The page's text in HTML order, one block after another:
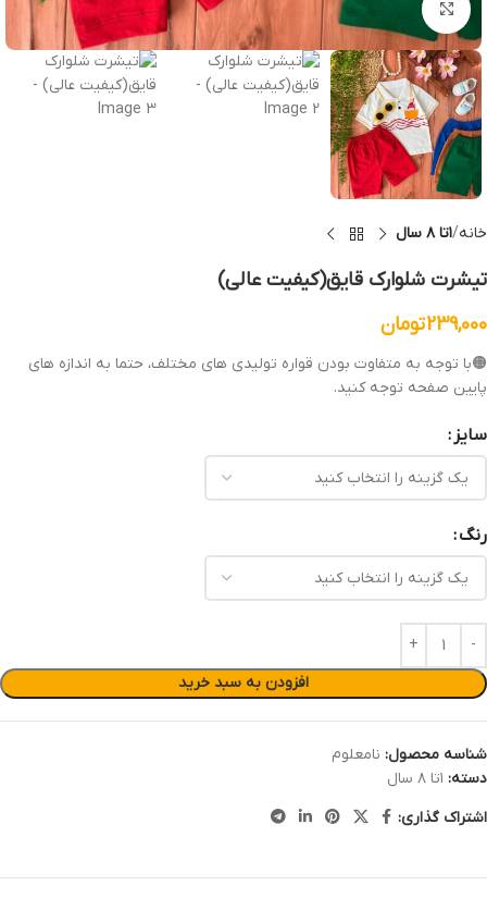
بزرگنمایی تصویر
خانه ۱تا ۸ سال
تیشرت شلوارک قایق(کیفیت عالی)
239,000تومان
🟠با توجه به متفاوت بودن قواره تولیدی های مختلف، حتما به اندازه های
پایین صفحه توجه کنید.
سایز
رنگ
افزودن به سبد خرید
شناسه محصول: نامعلوم
دسته: ۱تا ۸ سال
اشتراک گذاری: